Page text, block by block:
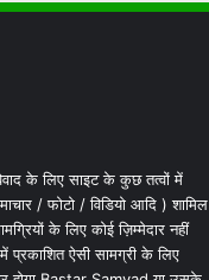
के लिए साइट के कुछ तत्वों में
/ फोटो / विडियो आदि ) शामिल
के लिए कोई ज़िम्मेदार नहीं
ऐसी सामग्री के लिए